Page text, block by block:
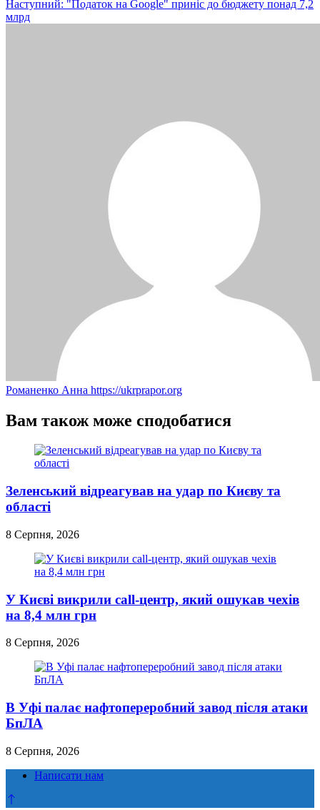
записів
Наступний: "Податок на Google" приніс до бюджету понад 7,2
млрд
Романенко Анна https://ukrprapor.org
Вам також може сподобатися
Зеленський відреагував на удар по Києву та
області
8 Серпня, 2026
У Києві викрили call-центр, який ошукав чехів
на 8,4 млн грн
8 Серпня, 2026
В Уфі палає нафтопереробний завод після атаки
БпЛА
8 Серпня, 2026
Написати нам
Прокрутка